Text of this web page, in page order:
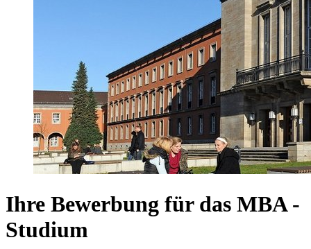
Ihre Bewerbung für das MBA -
Studium